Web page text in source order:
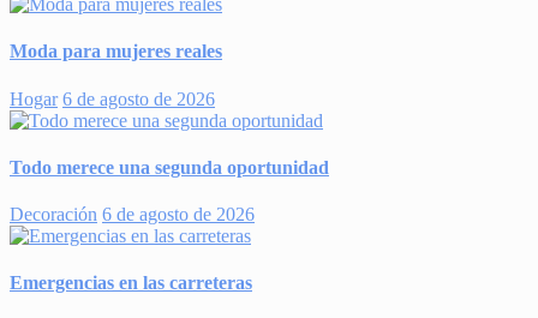
Moda para mujeres reales
Hogar 6 de agosto de 2026
Todo merece una segunda oportunidad
Decoración 6 de agosto de 2026
Emergencias en las carreteras